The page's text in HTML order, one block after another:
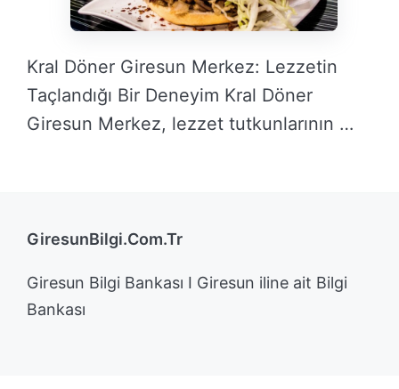
Kral Döner Giresun Merkez: Lezzetin
Taçlandığı Bir Deneyim Kral Döner
Giresun Merkez, lezzet tutkunlarının …
GiresunBilgi.Com.Tr
Giresun Bilgi Bankası I Giresun iline ait Bilgi
Bankası